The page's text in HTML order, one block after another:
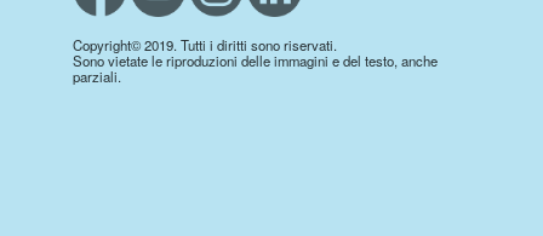
Copyright© 2019. Tutti i diritti sono riservati.
Sono vietate le riproduzioni delle immagini e del testo, anche
parziali.